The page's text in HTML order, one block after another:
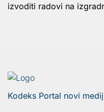
izvoditi radovi na
Kodeks Portal novi